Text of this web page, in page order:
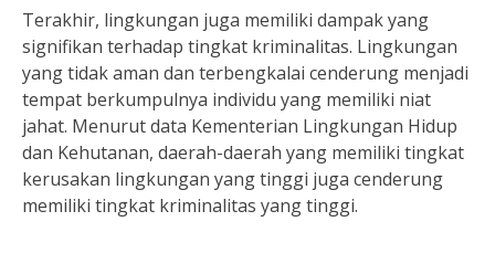
Terakhir, lingkungan juga memiliki dampak yang
signifikan terhadap tingkat kriminalitas. Lingkungan
yang tidak aman dan terbengkalai cenderung menjadi
tempat berkumpulnya individu yang memiliki niat
jahat. Menurut data Kementerian Lingkungan Hidup
dan Kehutanan, daerah-daerah yang memiliki tingkat
kerusakan lingkungan yang tinggi juga cenderung
memiliki tingkat kriminalitas yang tinggi.